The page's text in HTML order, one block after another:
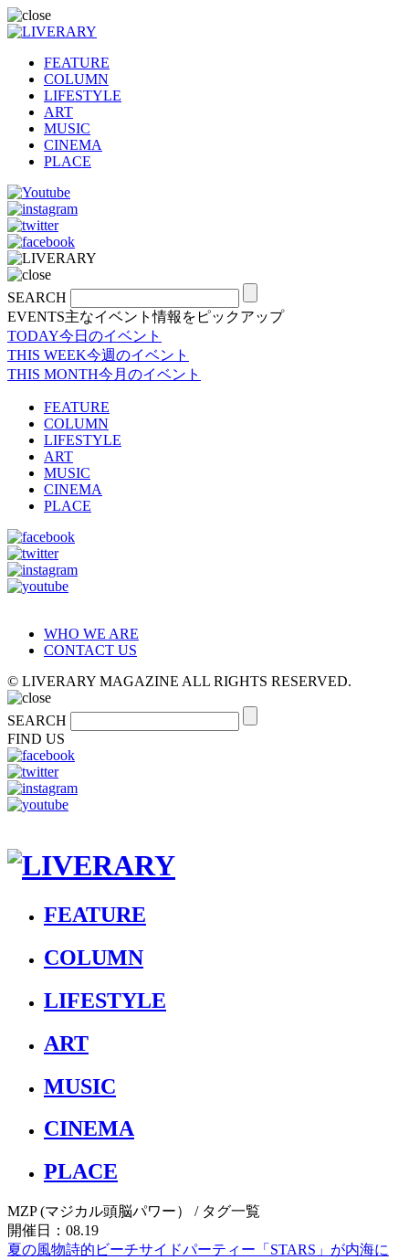
FEATURE
COLUMN
LIFESTYLE
ART
MUSIC
CINEMA
PLACE
SEARCH
EVENTS主なイベント情報をピックアップ
TODAY今日のイベント
THIS WEEK今週のイベント
THIS MONTH今月のイベント
FEATURE
COLUMN
LIFESTYLE
ART
MUSIC
CINEMA
PLACE
WHO WE ARE
CONTACT US
© LIVERARY MAGAZINE ALL RIGHTS RESERVED.
SEARCH
FIND US
FEATURE
COLUMN
LIFESTYLE
ART
MUSIC
CINEMA
PLACE
MZP (マジカル頭脳パワー）
/ タグ一覧
開催日：08.19
夏の風物詩的ビーチサイドパーティー「STARS」が内海に